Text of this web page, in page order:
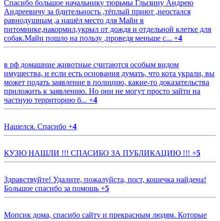
Спасибо большое начальнику тюрьмы Глызину Андрею
Андреевичу за бдительность ,тёплый приют ,неостался
равнодушным ,а нашёл место для Майи в
питомнике,накормил,укрыл от дождя и отдельной клетке для
собак.Майи пошло на пользу ,проведя меньше с... +4
в рф домашние животные считаются особым видом
имущества, и если есть основания думать, что кота украли, вы
может подать заявление в полицию, какие-то доказательства
приложить к заявлению. Но они не могут просто зайти на
частную территорию б... +4
Нашелся. Спасибо +4
КУЗЮ НАШЛИ !!! СПАСИБО ЗА ПУБЛИКАЦИЮ !!! +5
Здравствуйте! Удалите, пожалуйста, пост, кошечка найдена!
Большое спасибо за помощь +5
Мопсик дома, спасибо сайту и прекрасным людям. Которые